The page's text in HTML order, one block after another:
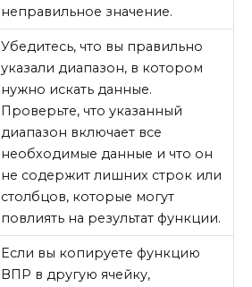
неправильное значение.
Убедитесь, что вы правильно
указали диапазон, в котором
нужно искать данные.
Проверьте, что указанный
диапазон включает все
необходимые данные и что он
не содержит лишних строк или
столбцов, которые могут
повлиять на результат функции.
Если вы копируете функцию
ВПР в другую ячейку,